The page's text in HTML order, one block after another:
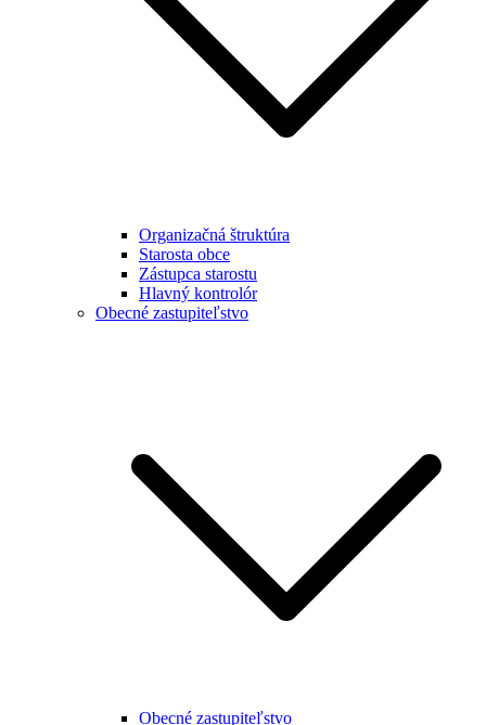
Organizačná štruktúra
Starosta obce
Zástupca starostu
Hlavný kontrolór
Obecné zastupiteľstvo
Obecné zastupiteľstvo